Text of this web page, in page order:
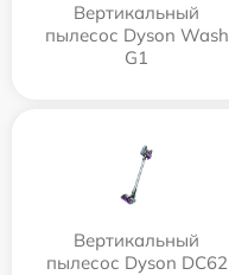
Вертикальный
пылесос Dyson Wash
G1
Вертикальный
пылесос Dyson DC62